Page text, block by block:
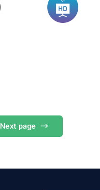
Next page